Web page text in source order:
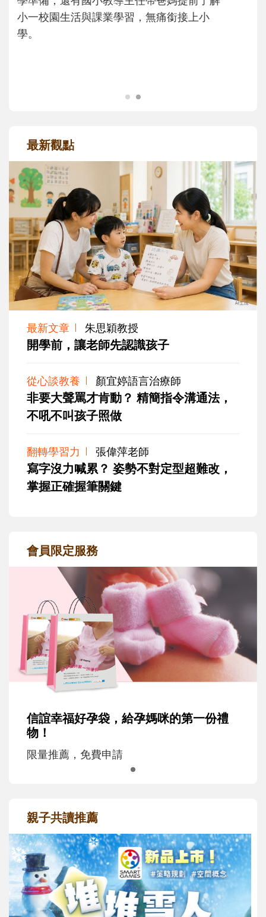
主、角色認同及解決問題的能力養成。爸爸
正嘗試用不同的模樣，參與孩子每個重要的
最新觀點
最新文章 朱思穎教授
開學前，讓老師先認識孩子
從心談教養 顏宜婷語言治療師
非要大聲罵才肯動？ 精簡指令溝通法，
不吼不叫孩子照做
翻轉學習力 張偉萍老師
寫字沒力喊累？ 姿勢不對定型超難改，
掌握正確握筆關鍵
會員限定服務
信誼幸福好孕袋，給孕媽咪的第一份禮
物！
限量推薦，免費申請
親子共讀推薦